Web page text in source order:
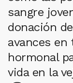
sangre
donación
avances en
hormonal
vida en la